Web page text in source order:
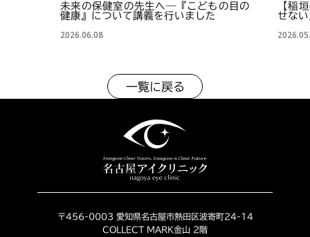
未来の保健室の先生へ―『こどもの目の
健康』について講義を行いました
2026.06.08
【稲
せな
一覧に戻る
〒456-0003 愛知県名古屋市熱田区波寄町24-14
COLLECT MARK金山 2階